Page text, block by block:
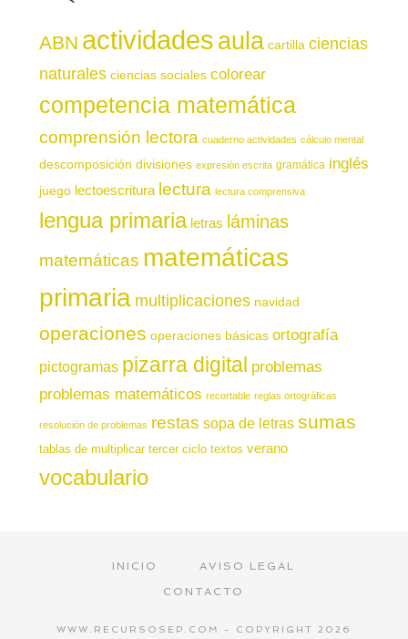
ABN actividadesaula cartilla ciencias
naturales ciencias sociales colorear
competencia matemática
comprensión lectora cuaderno actividades cálculo mental
descomposición divisiones expresión escrita gramática inglés
juego lectoescritura lectura lectura comprensiva
lengua primaria letras láminas
matemáticas matemáticas
primaria multiplicaciones navidad
operaciones operaciones básicas ortografía
pictogramas pizarra digital problemas
problemas matemáticos recortable reglas ortográficas
resolución de problemas restas sopa de letras sumas
tablas de multiplicar tercer ciclo textos verano
vocabulario
INICIO
AVISO LEGAL
CONTACTO
WWW.RECURSOSEP.COM - COPYRIGHT 2026